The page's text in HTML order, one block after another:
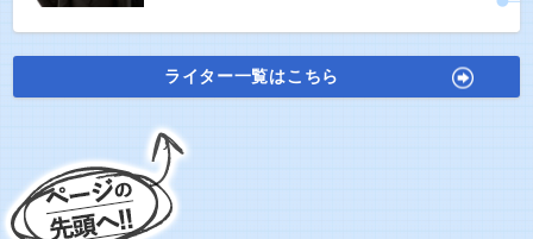
ライター一覧はこちら